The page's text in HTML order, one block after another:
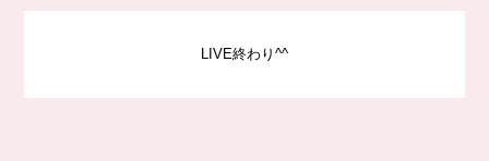
LIVE終わり^^